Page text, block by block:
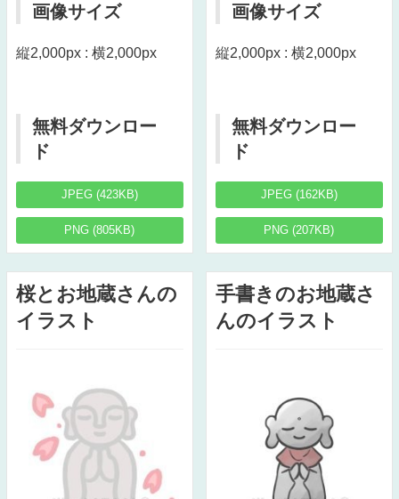
画像サイズ
縦2,000px : 横2,000px
無料ダウンロー
ド
JPEG (423KB)
PNG (805KB)
画像サイズ
縦2,000px : 横2,000px
無料ダウンロー
ド
JPEG (162KB)
PNG (207KB)
桜とお地蔵さんの
イラスト
手書きのお地蔵さ
んのイラスト